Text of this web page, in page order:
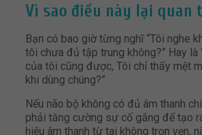
Vì sao điều này lại quan
Bạn có bao giờ từng nghĩ “Tôi nghe
tôi chưa đủ tập trung không?” Hay là
của tôi cũng được, Tôi chỉ thấy mệt
khi dùng chúng?”
Nếu não bộ không có đủ âm thanh
phải tăng cường sự cố gắng để tạo
hiệu âm thanh từ tai không trọn vẹn,